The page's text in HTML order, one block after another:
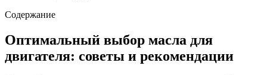
Содержание
Оптимальный выбор масла для
двигателя: советы и рекомендации